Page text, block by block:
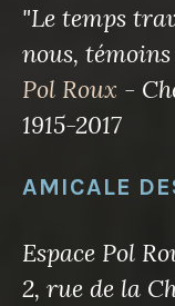
"Le temps
nous,
Pol Roux -
1915-2017
AMICALE
Espace Pol
2, rue de la